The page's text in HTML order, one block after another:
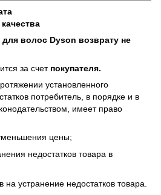
качества
волос Dyson возврату не
за счет покупателя.
установленного
потребитель, в порядке и в
имеет право
цены;
недостатков товара в
устранение недостатков товара.